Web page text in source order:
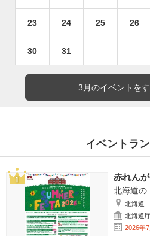
23 24 25 26
30 31
3月のイベントを
イベントラ
赤れん
北海道の
北海道
北海道
2026年